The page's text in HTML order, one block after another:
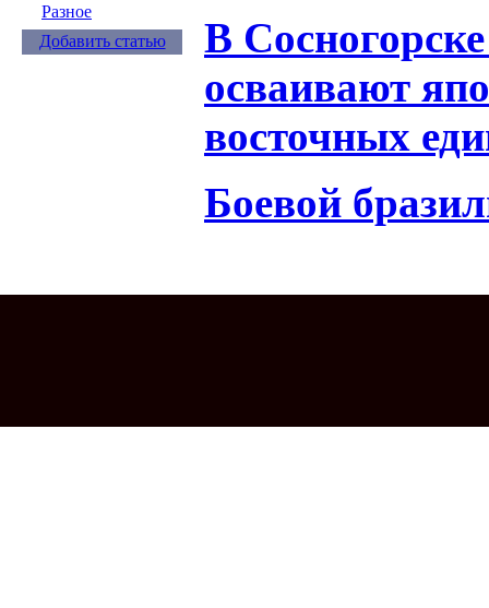
Разное
Добавить статью
В
осваивают
восточных
Боевой